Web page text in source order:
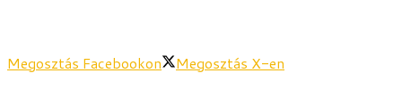
Megosztás Facebookon Megosztás X-en